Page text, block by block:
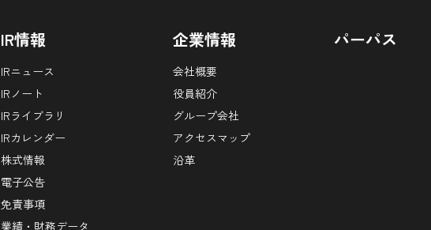
IR情報
IRニュース
IRノート
IRライブラリ
IRカレンダー
株式情報
電子公告
免責事項
業績・財務データ
企業情報
会社概要
役員紹介
グループ会社
アクセスマップ
沿革
パーパス